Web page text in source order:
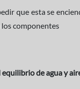
que esta se
componentes
de agua y